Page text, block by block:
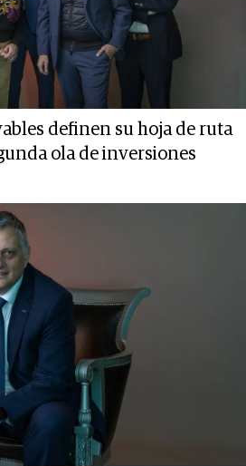
definen su hoja de ruta
ola de inversiones